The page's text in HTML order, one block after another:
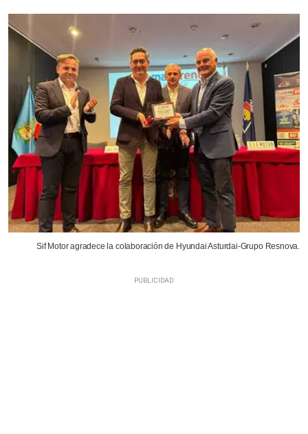
Sif Motor agradece la colaboración de Hyundai Asturdai-Grupo Resnova.